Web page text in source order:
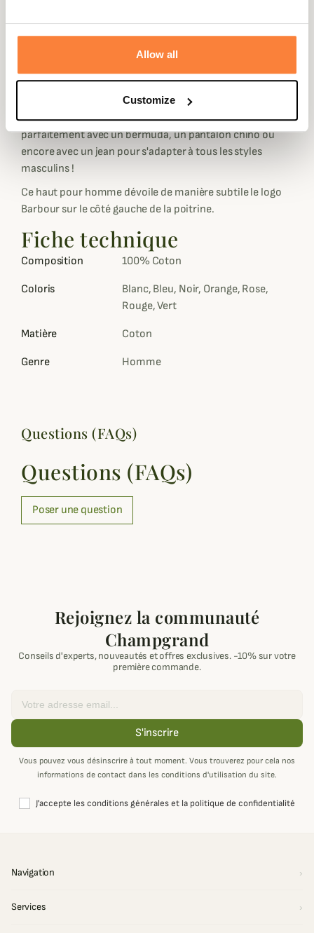
Allow all
Customize
même lorsqu'il fait plus chaud. Toutefois, son col à deux
Proposé dans de nombreux coloris flashy ou plus sobre,
le Polo Sports Barbour est un incontournable pour toutes
les garde-robes et se porte toute l'année. Il s'associe
parfaitement avec un bermuda, un pantalon chino ou
encore avec un jean pour s'adapter à tous les styles
masculins !
Ce haut pour homme dévoile de manière subtile le logo
Barbour sur le côté gauche de la poitrine.
Fiche technique
Composition 100% Coton
Coloris
Blanc, Bleu, Noir, Orange, Rose,
Rouge, Vert
Matière Coton
Genre Homme
Questions (FAQs)
Questions (FAQs)
Poser une question
Rejoignez la communauté
Champgrand
Conseils d'experts, nouveautés et offres exclusives. -10% sur votre
première commande.
S'inscrire
Vous pouvez vous désinscrire à tout moment. Vous trouverez pour cela nos
informations de contact dans les conditions d'utilisation du site.
J'accepte les conditions générales et la politique de confidentialité
Navigation
Services